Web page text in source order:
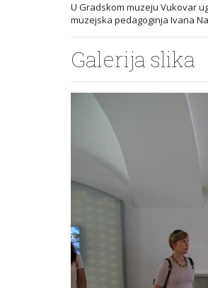
U Gradskom muzeju Vukovar
muzejska pedagoginja Ivana
Galerija slika